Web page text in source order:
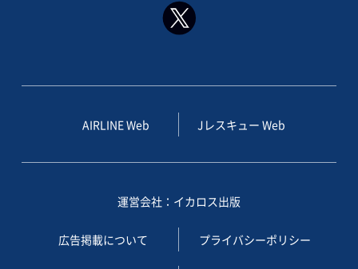
AIRLINE Web Jレスキュー Web
運営会社：イカロス出版
広告掲載について プライバシーポリシー